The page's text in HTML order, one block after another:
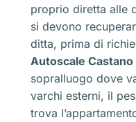
proprio diretta alle
si devono
ditta, prima di
Autoscale Castano
sopralluogo dove
varchi esterni, il
trova